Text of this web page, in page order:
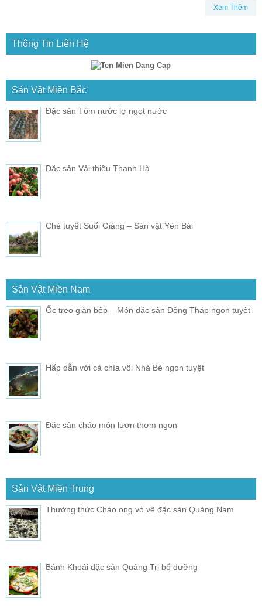
Xem Thêm
Thông Tin Liên Hệ
Sản Vật Miền Bắc
Đặc sản Tôm nước lợ ngọt nước
Đặc sản Vải thiều Thanh Hà
Chè tuyết Suối Giàng – Sản vật Yên Bái
Sản Vật Miền Nam
Ốc treo giàn bếp – Món đặc sản Đồng Tháp ngon tuyệt
Hấp dẫn với cá chìa vôi Nhà Bè ngon tuyệt
Đặc sản cháo môn lươn thơm ngon
Sản Vật Miền Trung
Thưởng thức Cháo ong vò vẽ đặc sản Quảng Nam
Bánh Khoái đặc sản Quảng Trị bổ dưỡng